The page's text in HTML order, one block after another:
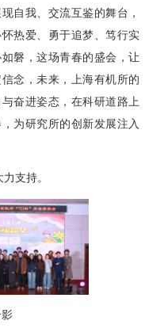
自我、交流互鉴的舞台，
热爱、勇于追梦、笃行实
磐，这场青春的盛会，让
念，未来，上海有机所的
奋进姿态，在科研道路上
为研究所的创新发展注入
支持。